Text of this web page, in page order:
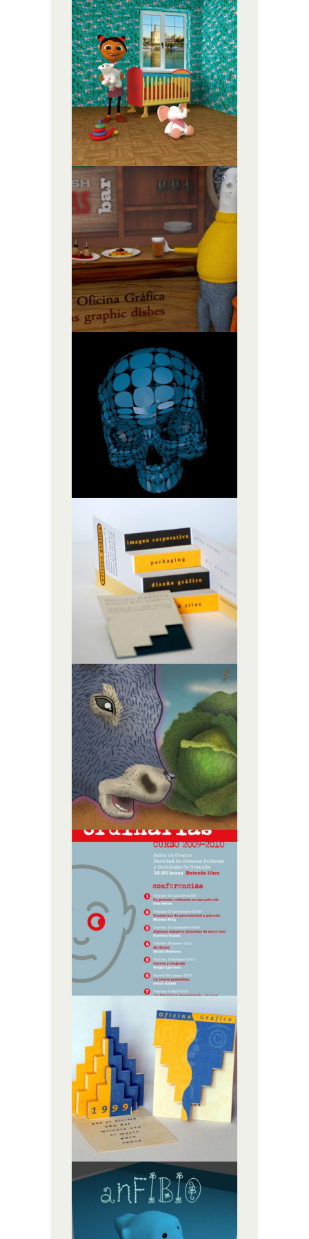
SALEK
ANIMACIÓN
ILUSTRACIÓN,
INFOGRAFÍA 3D
URGÜETA.
AUTOPROMO
ILUSTRACIÓN,
INFOGRAFÍA 3D
SKULL. VITROX
ILUSTRACIÓN,
INFOGRAFÍA 3D
TRIDIMENSIONAL
IDENTIDAD CORPORATIVA,
PACKAGING
PATUFET.
CALENDARIO
ILUSTRACIÓN
PSICOSIS
ORDINARIAS
ILUSTRACIÓN,
MATERIAL GRÁFICO
TARJETÓN
ÁRBOL
ILUSTRACIÓN,
MATERIAL GRÁFICO
FIBIO
ILUSTRACIÓN,
INFOGRAFÍA 3D,